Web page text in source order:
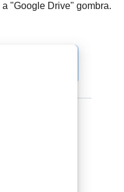
"Google Drive" gombra.